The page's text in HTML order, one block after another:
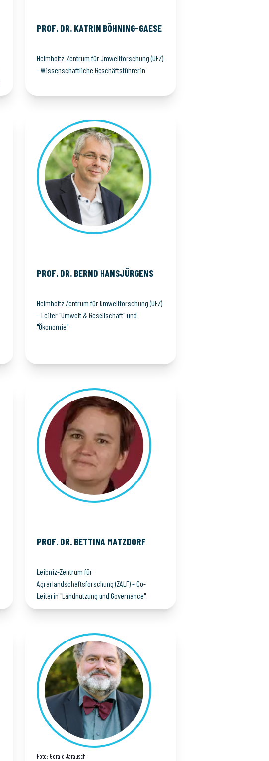
PROF. DR. KATRIN BÖHNING-GAESE
Helmholtz-Zentrum für Umweltforschung (UFZ)
- Wissenschaftliche Geschäftsführerin
PROF. DR. BERND HANSJÜRGENS
Helmholtz Zentrum für Umweltforschung (UFZ)
– Leiter "Umwelt & Gesellschaft" und
"Ökonomie"
PROF. DR. BETTINA MATZDORF
Leibniz-Zentrum für
Agrarlandschaftsforschung (ZALF) – Co-
Leiterin "Landnutzung und ​Governance"
Foto: Gerald Jarausch